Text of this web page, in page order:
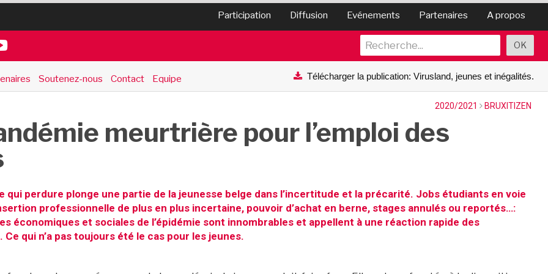
Participation Diffusion Evénements Partenaires A propos
Soutenez-nous Contact Equipe Télécharger la publication: Virusland, jeunes et inégalités.
2020/2021 BRUXITIZEN
meurtrière pour l’emploi des
qui perdure plonge une partie de la jeunesse belge dans l’incertitude et la précarité. Jobs étudiants en voie
professionnelle de plus en plus incertaine, pouvoir d’achat en berne, stages annulés ou reportés…:
économiques et sociales de l’épidémie sont innombrables et appellent à une réaction rapide des
qui n’a pas toujours été le cas pour les jeunes.